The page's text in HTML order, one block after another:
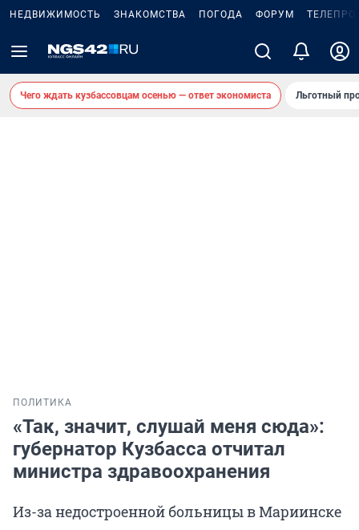
НЕДВИЖИМОСТЬ ЗНАКОМСТВА ПОГОДА ФОРУМ
Чего ждать кузбассовцам осенью — ответ экономиста Льготный
ПОЛИТИКА
«Так, значит, слушай меня сюда»:
губернатор Кузбасса отчитал
министра здравоохранения
Из-за недостроенной больницы в Мариинске